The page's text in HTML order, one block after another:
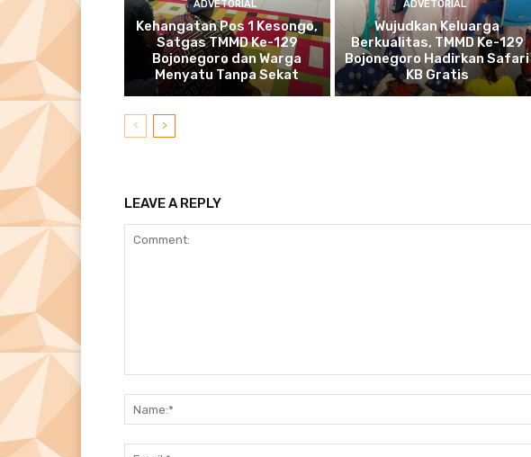
ADVETORIAL
Kehangatan Pos 1 Kesongo,
Satgas TMMD Ke-129
Bojonegoro dan Warga
Menyatu Tanpa Sekat
ADVETORIAL
Wujudkan Keluarga
Berkualitas, TMMD Ke-129
Bojonegoro Hadirkan Safari
KB Gratis
LEAVE A REPLY